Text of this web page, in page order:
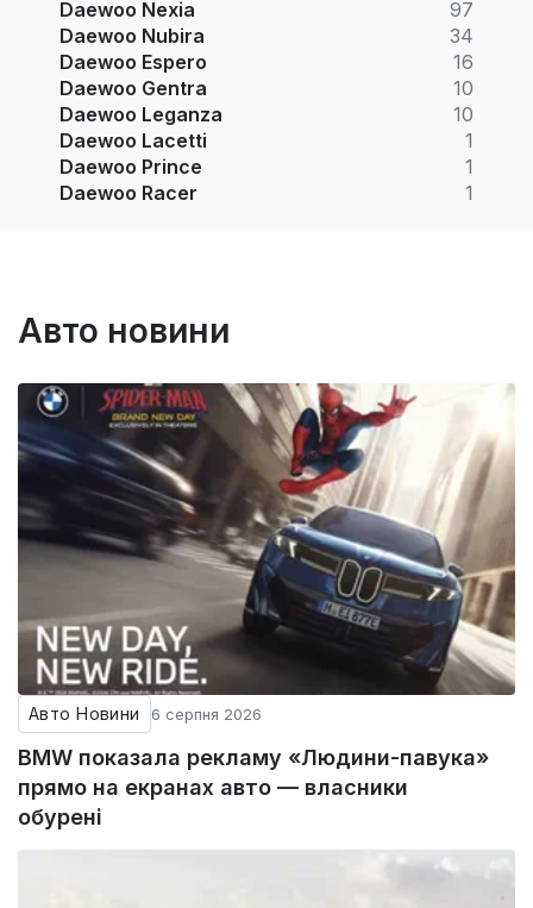
Daewoo Nexia
97
Daewoo Nubira
34
Daewoo Espero
16
Daewoo Gentra
10
Daewoo Leganza
10
Daewoo Lacetti
1
Daewoo Prince
1
Daewoo Racer
1
Авто новини
Авто Новини 6 серпня 2026
BMW показала рекламу «Людини-павука»
прямо на екранах авто — власники
обурені